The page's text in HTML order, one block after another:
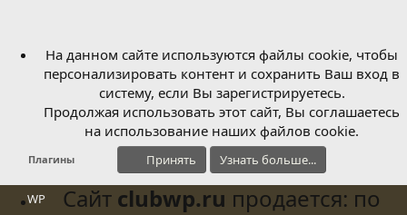
Плагины
WP
На данном сайте используются файлы cookie, чтобы
персонализировать контент и сохранить Ваш вход в
систему, если Вы зарегистрируетесь.
Продолжая использовать этот сайт, Вы соглашаетесь
на использование наших файлов cookie.
Принять Узнать больше...
Сайт clubwp.ru продается: по